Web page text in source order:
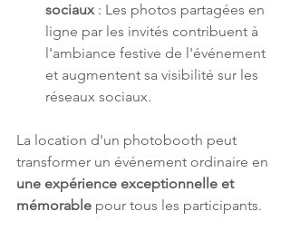
sociaux : Les photos partagées en
ligne par les invités contribuent à
l'ambiance festive de l'événement
et augmentent sa visibilité sur les
réseaux sociaux.
La location d'un photobooth peut
transformer un événement ordinaire en
une expérience exceptionnelle et
mémorable pour tous les participants.